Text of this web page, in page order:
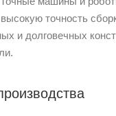
точность
и долговечных